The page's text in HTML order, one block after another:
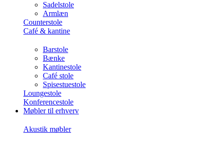
Sadelstole
Armlæn
Counterstole
Café & kantine
Barstole
Bænke
Kantinestole
Café stole
Spisestuestole
Loungestole
Konferencestole
Møbler til erhverv
Akustik møbler